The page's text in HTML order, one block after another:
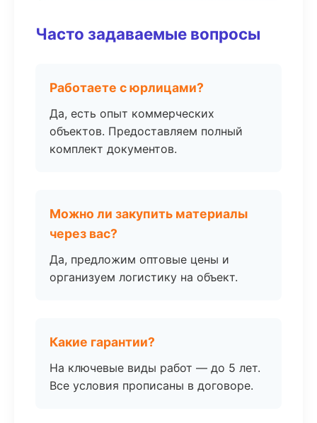
Часто задаваемые вопросы
Работаете с юрлицами?
Да, есть опыт коммерческих
объектов. Предоставляем полный
комплект документов.
Можно ли закупить материалы
через вас?
Да, предложим оптовые цены и
организуем логистику на объект.
Какие гарантии?
На ключевые виды работ — до 5 лет.
Все условия прописаны в договоре.